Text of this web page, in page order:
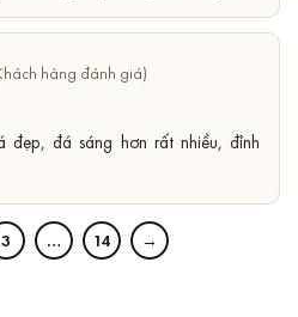
đẹp, đá sáng hơn rất nhiều, đỉnh
3 … 14 →